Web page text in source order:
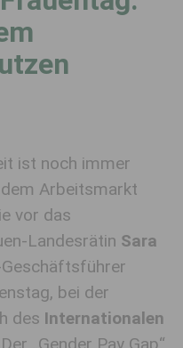
ist noch immer
Arbeitsmarkt
vor das
Landesrätin Sara
bei der
des Internationalen